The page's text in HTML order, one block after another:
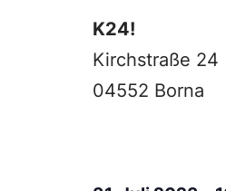
K24!
Kirchstraße 24
04552 Borna